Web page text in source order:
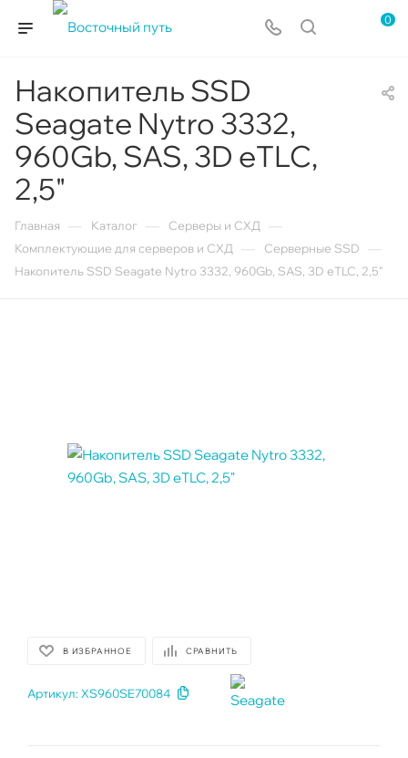
0
Накопитель SSD
Seagate Nytro 3332,
960Gb, SAS, 3D eTLC,
2,5"
Главная Каталог Серверы и СХД
Комплектующие для серверов и СХД Серверные SSD
Накопитель SSD Seagate Nytro 3332, 960Gb, SAS, 3D eTLC, 2,5"
В ИЗБРАННОЕ СРАВНИТЬ
Артикул: XS960SE70084